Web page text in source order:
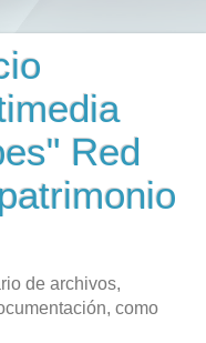
Red
de archivos,
como